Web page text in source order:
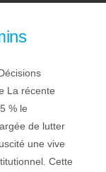
La récente
% le
de lutter
une vive
Cette